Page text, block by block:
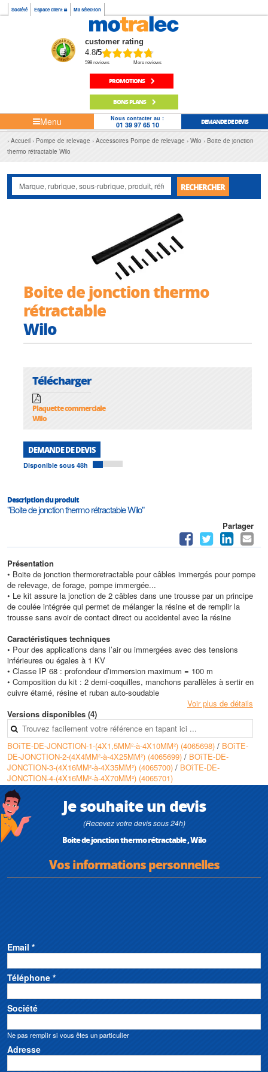
Société Espace client Ma sélection
customer rating
4.8/5
598 reviews More reviews
PROMOTIONS
BONS PLANS
Menu Nous contacter au :
01 39 97 65 10 DEMANDE DE DEVIS
Accueil Pompe de relevage Accessoires Pompe de relevage Wilo
Boite de jonction
thermo rétractable Wilo
RECHERCHER
Boite de jonction thermo
rétractable
Wilo
Télécharger
Plaquette commerciale
Wilo
DEMANDE DE DEVIS
Disponible sous 48h
Description du produit
"Boite de jonction thermo rétractable Wilo"
Partager
Présentation
• Boite de jonction thermoretractable pour câbles immergés pour pompe
de relevage, de forage, pompe immergée...
• Le kit assure la jonction de 2 câbles dans une trousse par un principe
de coulée intégrée qui permet de mélanger la résine et de remplir la
trousse sans avoir de contact direct ou accidentel avec la résine
Caractéristiques techniques
• Pour des applications dans l’air ou immergées avec des tensions
inférieures ou égales à 1 KV
• Classe IP 68 : profondeur d’immersion maximum = 100 m
• Composition du kit : 2 demi-coquilles, manchons parallèles à sertir en
cuivre étamé, résine et ruban auto-soudable
Voir plus de détails
Versions disponibles (4)
BOîTE-DE-JONCTION-1-(4X1,5MM²-à-4X10MM²) (4065698) / BOîTE-
DE-JONCTION-2-(4X4MM²-à-4X25MM²) (4065699) / BOîTE-DE-
JONCTION-3-(4X16MM²-à-4X35MM²) (4065700) / BOîTE-DE-
JONCTION-4-(4X16MM²-à-4X70MM²) (4065701)
Je souhaite un devis
(Recevez votre devis sous 24h)
Boite de jonction thermo rétractable , Wilo
Vos informations personnelles
Email *
Téléphone *
Société
Ne pas remplir si vous êtes un particulier
Adresse